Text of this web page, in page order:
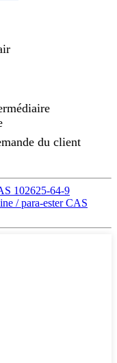
du client
102625-64-9
/ para-ester CAS